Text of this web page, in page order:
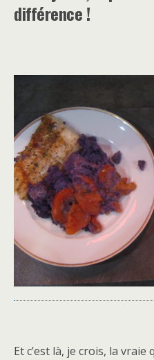
différence !
Et c’est là, je crois, la